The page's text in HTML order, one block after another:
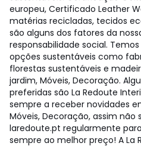
europeu, Certificado Leather
matérias recicladas, tecidos
são alguns dos fatores da
responsabilidade social.
opções sustentáveis como
florestas sustentáveis e
jardim, Móveis, Decoração.
preferidas são La Redoute
sempre a receber novidades
Móveis, Decoração, assim não
laredoute.pt regularmente
sempre ao melhor preço! A